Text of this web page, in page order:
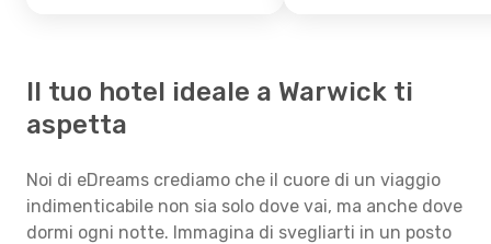
Il tuo hotel ideale a Warwick ti
aspetta
Noi di eDreams crediamo che il cuore di un viaggio
indimenticabile non sia solo dove vai, ma anche dove
dormi ogni notte. Immagina di svegliarti in un posto